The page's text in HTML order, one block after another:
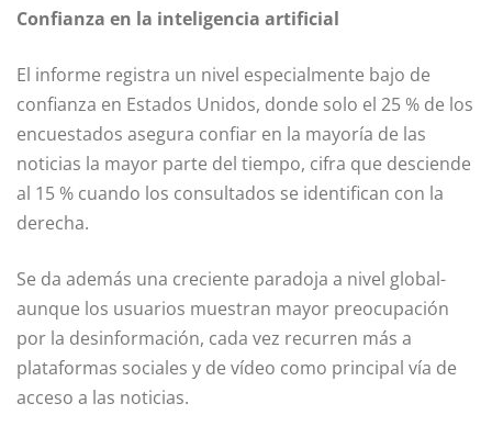
Confianza en la inteligencia artificial
El informe registra un nivel especialmente bajo de
confianza en Estados Unidos, donde solo el 25 % de los
encuestados asegura confiar en la mayoría de las
noticias la mayor parte del tiempo, cifra que desciende
al 15 % cuando los consultados se identifican con la
derecha.
Se da además una creciente paradoja a nivel global-
aunque los usuarios muestran mayor preocupación
por la desinformación, cada vez recurren más a
plataformas sociales y de vídeo como principal vía de
acceso a las noticias.